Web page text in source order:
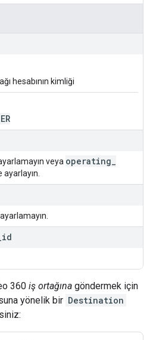
hesabının kimliği
veya operating
id
360 iş ortağına göndermek için
yönelik bir Destination